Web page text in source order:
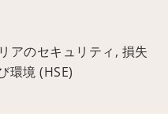
アのセキュリティ, 損失
環境 (HSE)